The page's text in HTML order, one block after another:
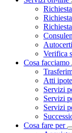
Verifica
Cosa facciamo
Atti
Servizi
Servizi
Servizi
Cosa fare per